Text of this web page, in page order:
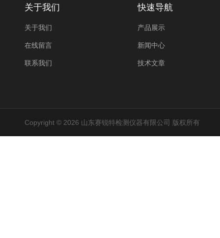
关于我们
关于我们
在线留言
联系我们
快速导航
产品展示
新闻中心
技术文章
Copyright © 2026 山东赛锐特检测仪器有限公司 版权所有